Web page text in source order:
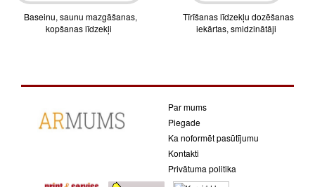
Baseinu, saunu mazgāšanas,
kopšanas līdzekļi
Tīrīšanas līdzekļu dozēšanas
iekārtas, smidzinātāji
Par mums
Piegade
Ka noformēt pasūtījumu
Kontakti
Privātuma politika